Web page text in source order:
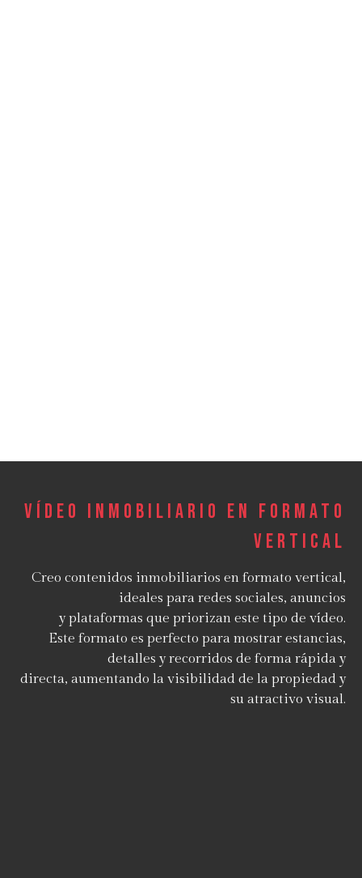
Vídeo inmobiliario en formato
vertical
Creo contenidos inmobiliarios en formato vertical,
ideales para redes sociales, anuncios
y plataformas que priorizan este tipo de vídeo.
Este formato es perfecto para mostrar estancias,
detalles y recorridos de forma rápida y
directa, aumentando la visibilidad de la propiedad y
su atractivo visual.